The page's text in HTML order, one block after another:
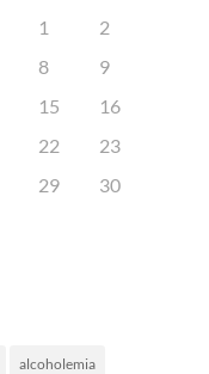
1
2
8
9
15
16
22
23
29
30
alcoholemia